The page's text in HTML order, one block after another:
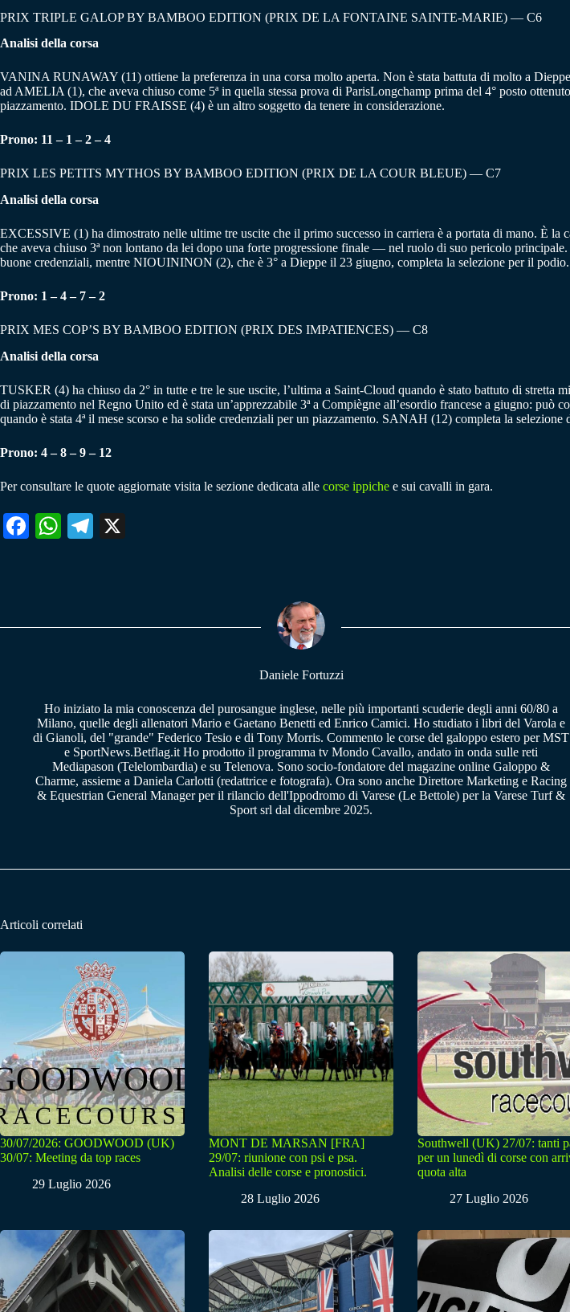
PRIX TRIPLE GALOP BY BAMBOO EDITION (PRIX DE LA FONTAINE SAINTE-MARIE) — C6
Analisi della corsa
VANINA RUNAWAY (11) ottiene la preferenza in una corsa molto aperta. Non è stata battuta di molto a
ad AMELIA (1), che aveva chiuso come 5ª in quella stessa prova di ParisLongchamp prima del 4° posto
piazzamento. IDOLE DU FRAISSE (4) è un altro soggetto da tenere in considerazione.
Prono: 11 – 1 – 2 – 4
PRIX LES PETITS MYTHOS BY BAMBOO EDITION (PRIX DE LA COUR BLEUE) — C7
Analisi della corsa
EXCESSIVE (1) ha dimostrato nelle ultime tre uscite che il primo successo in carriera è a portata di mano. È
che aveva chiuso 3ª non lontano da lei dopo una forte progressione finale — nel ruolo di suo pericolo
buone credenziali, mentre NIOUININON (2), che è 3° a Dieppe il 23 giugno, completa la selezione per il podio.
Prono: 1 – 4 – 7 – 2
PRIX MES COP’S BY BAMBOO EDITION (PRIX DES IMPATIENCES) — C8
Analisi della corsa
TUSKER (4) ha chiuso da 2° in tutte e tre le sue uscite, l’ultima a Saint-Cloud quando è stato battuto di
di piazzamento nel Regno Unito ed è stata un’apprezzabile 3ª a Compiègne all’esordio francese a giugno:
quando è stata 4ª il mese scorso e ha solide credenziali per un piazzamento. SANAH (12) completa la selezione
Prono: 4 – 8 – 9 – 12
Per consultare le quote aggiornate visita le sezione dedicata alle corse ippiche e sui cavalli in gara.
Fa W
pp
Te
m
Daniele Fortuzzi
Ho iniziato la mia conoscenza del purosangue inglese, nelle più importanti scuderie degli anni 60/80 a
Milano, quelle degli allenatori Mario e Gaetano Benetti ed Enrico Camici. Ho studiato i libri del Varola e
di Gianoli, del "grande" Federico Tesio e di Tony Morris. Commento le corse del galoppo estero per MST
e SportNews.Betflag.it Ho prodotto il programma tv Mondo Cavallo, andato in onda sulle reti
Mediapason (Telelombardia) e su Telenova. Sono socio-fondatore del magazine online Galoppo &
Charme, assieme a Daniela Carlotti (redattrice e fotografa). Ora sono anche Direttore Marketing e Racing
& Equestrian General Manager per il rilancio dell'Ippodromo di Varese (Le Bettole) per la Varese Turf &
Sport srl dal dicembre 2025.
Articoli correlati
30/07/2026: GOODWOOD (UK)
30/07: Meeting da top races
29 Luglio 2026
MONT DE MARSAN [FRA]
29/07: riunione con psi e psa.
Analisi delle corse e pronostici.
28 Luglio 2026
Southwell (UK) 27/07: tanti
per un lunedì di corse con
quota alta
27 Luglio 2026